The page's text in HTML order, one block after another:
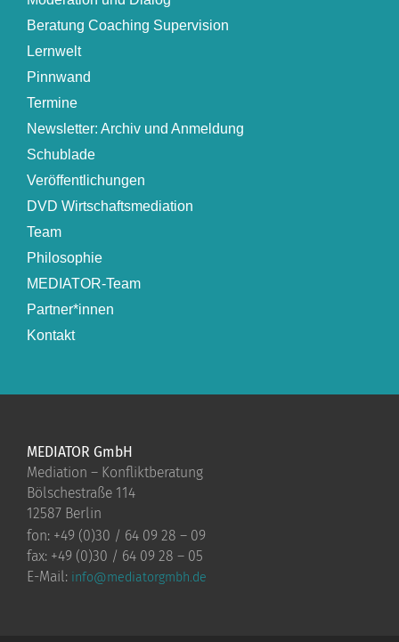
Beratung Coaching Supervision
Lernwelt
Pinnwand
Termine
Newsletter: Archiv und Anmeldung
Schublade
Veröffentlichungen
DVD Wirtschaftsmediation
Team
Philosophie
MEDIATOR-Team
Partner*innen
Kontakt
MEDIATOR GmbH
Mediation – Konfliktberatung
Bölschestraße 114
12587 Berlin
fon: +49 (0)30 / 64 09 28 – 09
fax: +49 (0)30 / 64 09 28 – 05
E-Mail: info@mediatorgmbh.de